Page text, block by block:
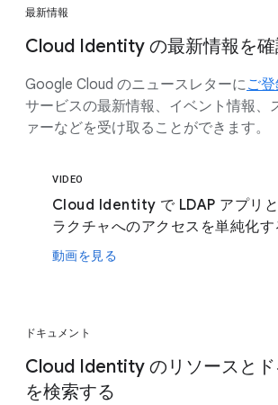
最新情報
Cloud Identity の最新情報を確
Google Cloud のニュースレターにご
サービスの最新情報、イベント情報、
ァーなどを受け取ることができます。
VIDEO
Cloud Identity で LDAP アプリ
ラクチャへのアクセスを単純化す
動画を見る
ドキュメント
Cloud Identity のリソースとド
を検索する